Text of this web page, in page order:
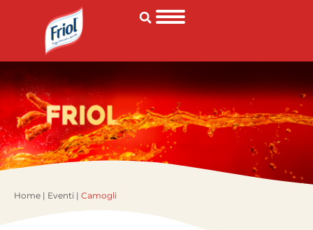
Home | Eventi | Camogli